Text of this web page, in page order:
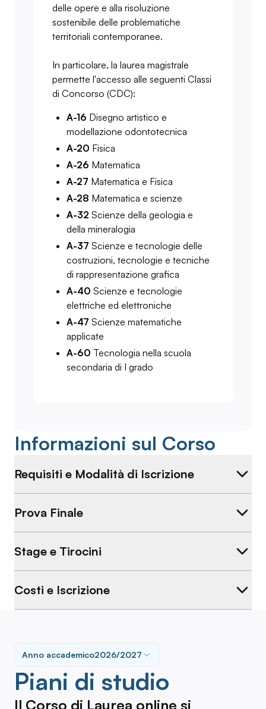
delle opere e alla risoluzione
sostenibile delle problematiche
territoriali contemporanee.
In particolare, la laurea magistrale
permette l'accesso alle seguenti Classi
di Concorso (CDC):
A-16 Disegno artistico e
modellazione odontotecnica
A-20 Fisica
A-26 Matematica
A-27 Matematica e Fisica
A-28 Matematica e scienze
A-32 Scienze della geologia e
della mineralogia
A-37 Scienze e tecnologie delle
costruzioni, tecnologie e tecniche
di rappresentazione grafica
A-40 Scienze e tecnologie
elettriche ed elettroniche
A-47 Scienze matematiche
applicate
A-60 Tecnologia nella scuola
secondaria di I grado
Informazioni sul Corso
Requisiti e Modalità di Iscrizione
Prova Finale
Stage e Tirocini
Costi e Iscrizione
Piani di studio
Anno accademico2026/2027
Il Corso di Laurea online si